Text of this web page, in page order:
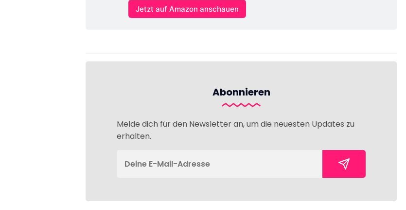
Jetzt auf Amazon anschauen
Abonnieren
Melde dich für den Newsletter an, um die neuesten Updates zu
erhalten.